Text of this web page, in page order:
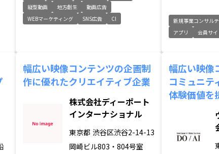
縦型動画
地方創生
動画広告
WEBマーケティング
SNS広告 CI 新規事業コンサル
アプリ
会員サイ
幅広い映像コンテンツの企画制
作に優れたクリエイティブ企業
株式会社ディーポート
インターナショナル
東京都 渋谷区渋谷2-14-13
岡崎ビル803・804号室
幅広い映像
コミュニテ
体験価値を